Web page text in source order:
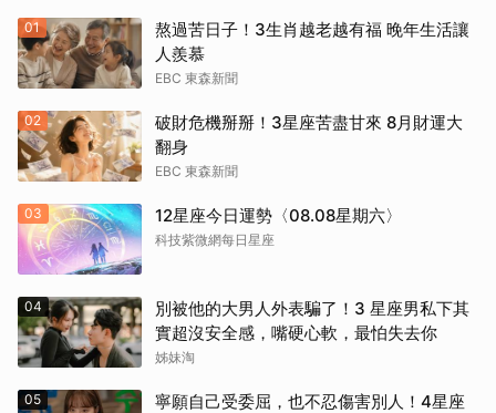
01
熬過苦日子！3生肖越老越有福 晚年生活讓
人羨慕
EBC 東森新聞
02
破財危機掰掰！3星座苦盡甘來 8月財運大
翻身
EBC 東森新聞
03 12星座今日運勢〈08.08星期六〉
科技紫微網每日星座
04
別被他的大男人外表騙了！3 星座男私下其
實超沒安全感，嘴硬心軟，最怕失去你
姊妹淘
05
寧願自己受委屈，也不忍傷害別人！4星座